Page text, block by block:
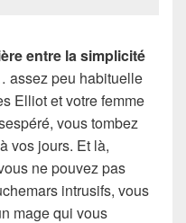
entre la simplicité
assez peu habituelle
Elliot et votre femme
vous tombez
vos jours. Et là,
ne pouvez pas
intrusifs, vous
mage qui vous